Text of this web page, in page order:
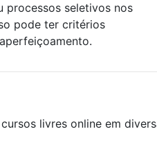
processos seletivos nos
pode ter critérios
livres online em